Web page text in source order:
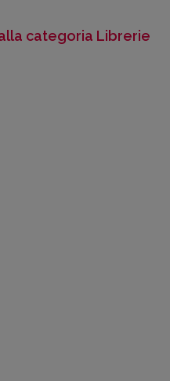
categoria Librerie